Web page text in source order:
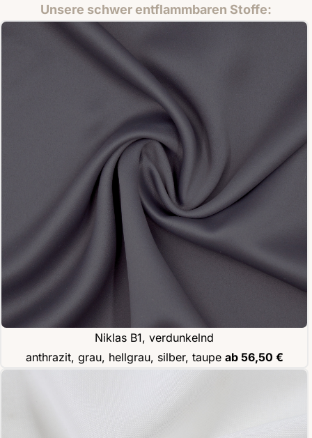
Unsere schwer entflammbaren Stoffe:
Niklas B1, verdunkelnd
anthrazit, grau, hellgrau, silber, taupe ab 56,50 €